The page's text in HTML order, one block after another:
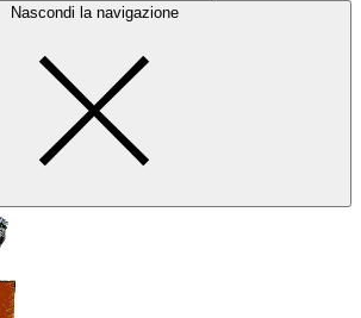
Nascondi la navigazione